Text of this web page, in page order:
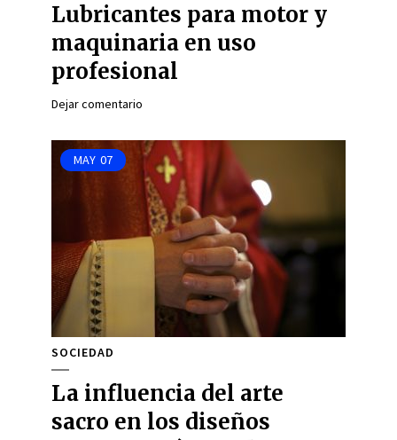
Lubricantes para motor y
maquinaria en uso
profesional
Dejar comentario
MAY 07
SOCIEDAD
La influencia del arte
sacro en los diseños